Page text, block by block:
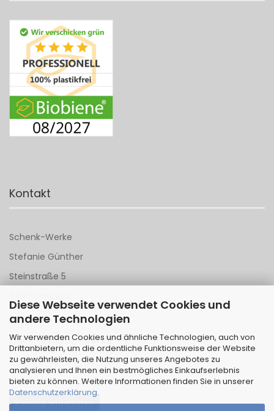
Diese Webseite verwendet Cookies und
andere Technologien
Wir verwenden Cookies und ähnliche Technologien, auch von
Drittanbietern, um die ordentliche Funktionsweise der Website
zu gewährleisten, die Nutzung unseres Angebotes zu
analysieren und Ihnen ein bestmögliches Einkaufserlebnis
bieten zu können. Weitere Informationen finden Sie in unserer
Datenschutzerklärung.
Kontakt
Schenk-Werke
Stefanie Günther
Steinstraße 5
Tel 06151 - 148 142
Mail anSchenk-Werke
Vertrag widerrufen